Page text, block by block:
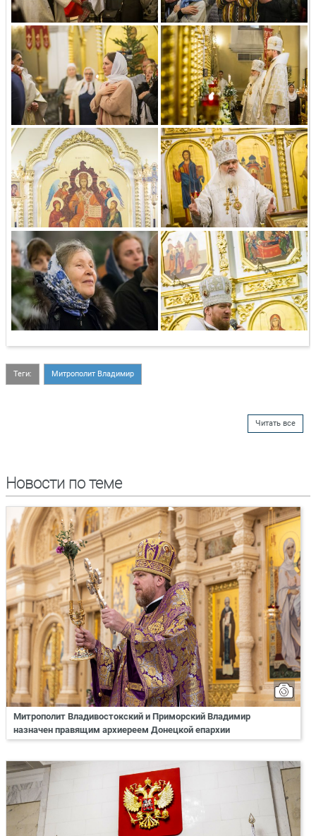
Теги: Митрополит Владимир
Читать все
Новости по теме
Митрополит Владивостокский и Приморский Владимир
назначен правящим архиереем Донецкой епархии